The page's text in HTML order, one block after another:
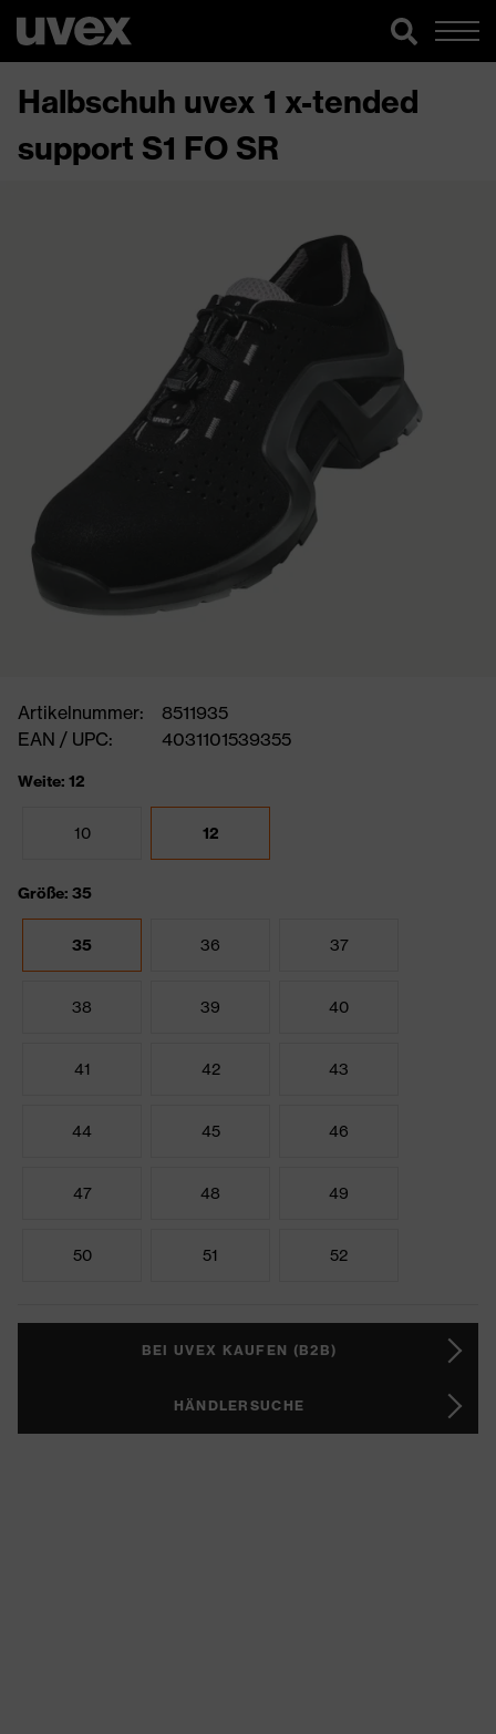
Halbschuh uvex 1 x-tended
support S1 FO SR
Artikelnummer:
8511935
EAN / UPC:
4031101539355
Weite: 12
10 12
Größe: 35
35 36 37
38 39 40
41 42 43
44 45 46
47 48 49
50 51 52
BEI UVEX KAUFEN (B2B)
HÄNDLERSUCHE